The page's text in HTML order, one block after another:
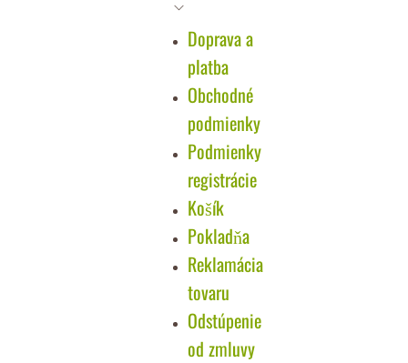
Doprava a
platba
Obchodné
podmienky
Podmienky
registrácie
Košík
Pokladňa
Reklamácia
tovaru
Odstúpenie
od zmluvy